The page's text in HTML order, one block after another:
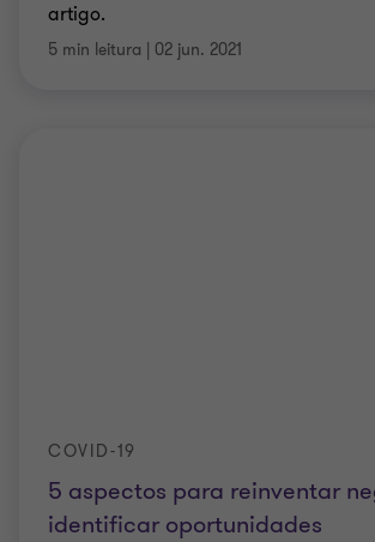
artigo.
5 min leitura | 02 jun. 2021
5 aspectos para reinventar
identificar oportunidades
COVID-19